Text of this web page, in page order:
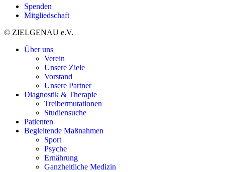
Spenden
Mitgliedschaft
© ZIELGENAU e.V.
Über uns
Verein
Unsere Ziele
Vorstand
Unsere Partner
Diagnostik & Therapie
Treibermutationen
Studiensuche
Patienten
Begleitende Maßnahmen
Sport
Psyche
Ernährung
Ganzheitliche Medizin